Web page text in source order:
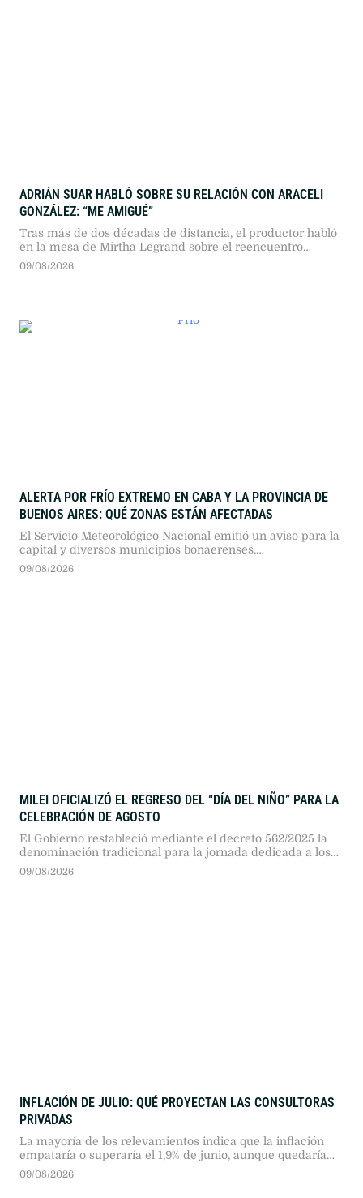
ADRIÁN SUAR HABLÓ SOBRE SU RELACIÓN CON ARACELI
GONZÁLEZ: “ME AMIGUÉ”
Tras más de dos décadas de distancia, el productor habló
en la mesa de Mirtha Legrand sobre el reencuentro
familiar y reconoció la carga emocional que atravesó su
09/08/2026
ALERTA POR FRÍO EXTREMO EN CABA Y LA PROVINCIA DE
BUENOS AIRES: QUÉ ZONAS ESTÁN AFECTADAS
El Servicio Meteorológico Nacional emitió un aviso para la
capital y diversos municipios bonaerenses.
Recomendaciones oficiales y cuidados clave ante las bajas
09/08/2026
MILEI OFICIALIZÓ EL REGRESO DEL “DÍA DEL NIÑO” PARA LA
CELEBRACIÓN DE AGOSTO
El Gobierno restableció mediante el decreto 562/2025 la
denominación tradicional para la jornada dedicada a los
más chicos, que se celebra cada año durante el tercer
09/08/2026
INFLACIÓN DE JULIO: QUÉ PROYECTAN LAS CONSULTORAS
PRIVADAS
La mayoría de los relevamientos indica que la inflación
empataría o superaría el 1,9% de junio, aunque quedaría
lejos del índice de CABA, que marcó 2,9%.
09/08/2026